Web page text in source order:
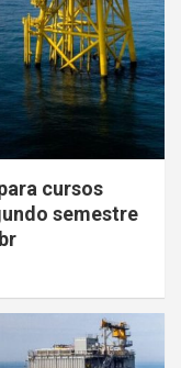
cursos
semestre